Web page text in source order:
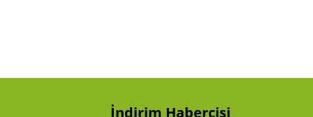
Ürün fiyatı diğer sitelerden daha pahalı.
İndirim Habercisi